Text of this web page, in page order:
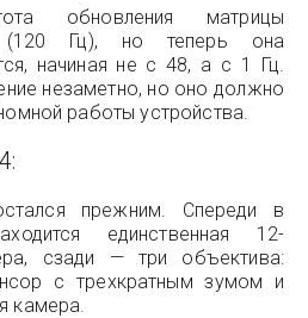
обновления матрицы
(120 Гц), но теперь она
начиная не с 48, а с 1 Гц.
незаметно, но оно должно
работы устройства.
прежним. Спереди в
единственная 12-
сзади — три объектива:
с трехкратным зумом и
камера.